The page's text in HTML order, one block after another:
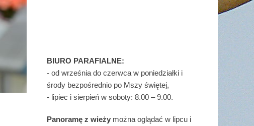
BIURO PARAFIALNE:
- od września do czerwca w poniedziałki i
środy bezpośrednio po Mszy świętej,
- lipiec i sierpień w soboty: 8.00 – 9.00.
Panoramę z wieży można oglądać w lipcu i